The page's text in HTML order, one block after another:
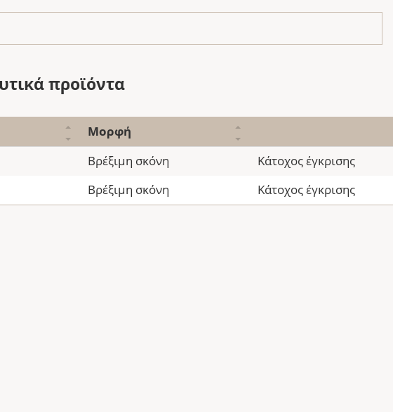
προϊόντα
Μορφή
Βρέξιμη σκόνη Κάτοχος έγκρισης
Βρέξιμη σκόνη Κάτοχος έγκρισης